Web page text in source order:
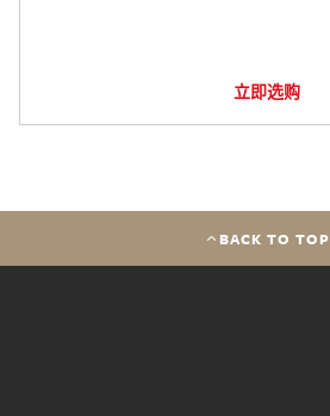
立即选购
BACK TO TOP